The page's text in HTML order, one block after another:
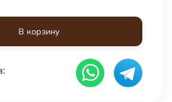
В корзину